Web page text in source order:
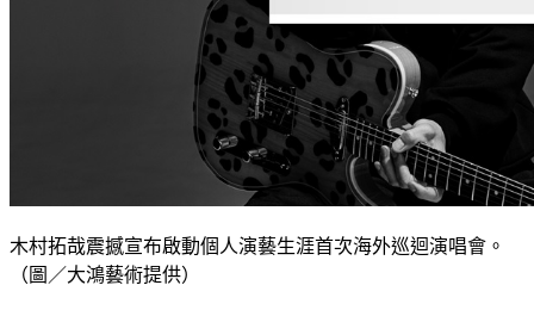
木村拓哉震撼宣布啟動個人演藝生涯首次海外巡迴演唱會。
（圖／大鴻藝術提供）